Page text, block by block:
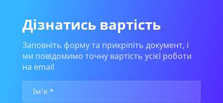
Дізнатись вартість
Заповніть форму та прикріпіть документ, і
ми повідомимо точну вартість усієї роботи
на email